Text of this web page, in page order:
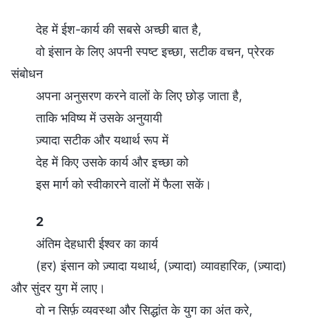
देह में ईश-कार्य की सबसे अच्छी बात है,
वो इंसान के लिए अपनी स्पष्ट इच्छा, सटीक वचन, प्रेरक
संबोधन
अपना अनुसरण करने वालों के लिए छोड़ जाता है,
ताकि भविष्य में उसके अनुयायी
ज़्यादा सटीक और यथार्थ रूप में
देह में किए उसके कार्य और इच्छा को
इस मार्ग को स्वीकारने वालों में फैला सकें।
2
अंतिम देहधारी ईश्वर का कार्य
(हर) इंसान को ज़्यादा यथार्थ, (ज़्यादा) व्यावहारिक, (ज़्यादा)
और सुंदर युग में लाए।
वो न सिर्फ़ व्यवस्था और सिद्धांत के युग का अंत करे,